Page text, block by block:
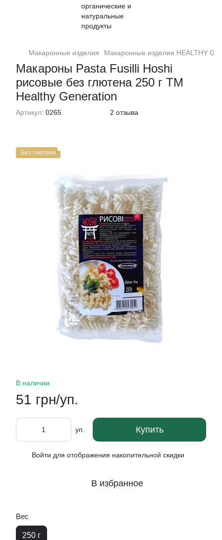
Макаронные изделия Макаронные изделия HEALTHY
Макароны Pasta Fusilli Hoshi
рисовые без глютена 250 г ТМ
Healthy Generation
Артикул: 0265 2 отзыва
Без глютена
В наличии
51 грн/уп.
уп. Купить
Войти для отображения накопительной скидки
В избранное
Вес
250 г